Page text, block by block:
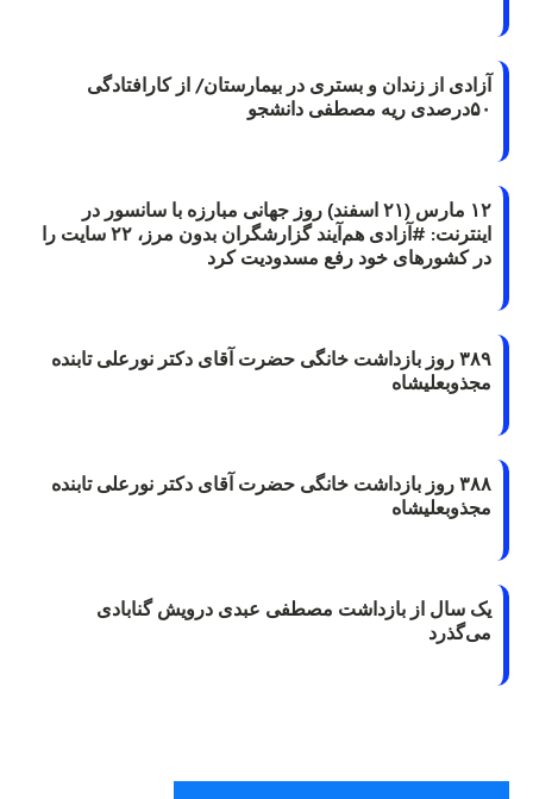
آزادی از زندان و بستری در بیمارستان/ از کارافتادگی
۵۰درصدی ریه مصطفی دانشجو
۱۲ مارس (۲۱ اسفند) روز جهانی مبارزه با سانسور در
اینترنت: #آزادی هم‌آیند گزارشگران‌ بدون مرز، ۲۲ سایت را
در کشورهای خود رفع مسدودیت کرد
۳۸۹ روز بازداشت خانگی حضرت آقای دکتر نورعلی تابنده
مجذوبعلیشاه
۳۸۸ روز بازداشت خانگی حضرت آقای دکتر نورعلی تابنده
مجذوبعلیشاه
یک سال از بازداشت مصطفی عبدی درویش گنابادی
می‌گذرد